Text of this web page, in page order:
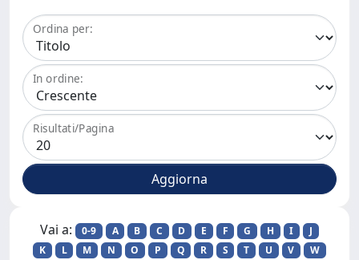
Ordina per:
In ordine:
Risultati/Pagina
Vai a: 0-9 A B C D E F G H I
J
K
L M N O P Q R S T U V
W